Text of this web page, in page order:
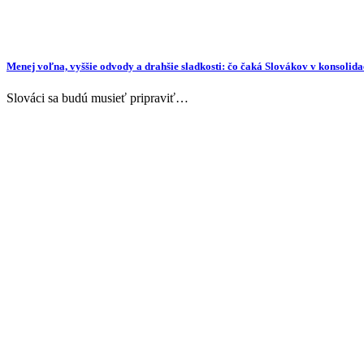
Menej voľna, vyššie odvody a drahšie sladkosti: čo čaká Slovákov v
Slováci sa budú musieť pripraviť…